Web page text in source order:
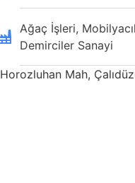
Ağaç İşleri,
Demirciler Sanayi
Horozluhan Mah,